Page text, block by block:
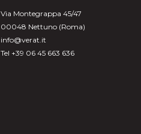
varianti.
Le
opzioni
scelte
Via Montegrappa 45/47
00048 Nettuno (Roma)
info@verat.it
Tel +39 06 45 663 636